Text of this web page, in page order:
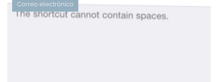
Correo electrónico